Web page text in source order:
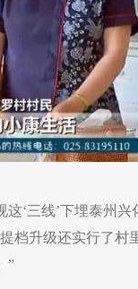
三线’下埋泰州兴
档升级还实行了村
”